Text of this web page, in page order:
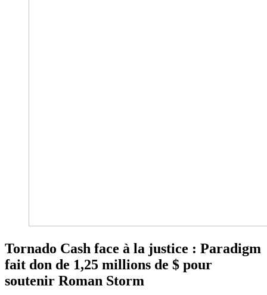
Tornado Cash face à la justice : Paradigm
fait don de 1,25 millions de $ pour
soutenir Roman Storm